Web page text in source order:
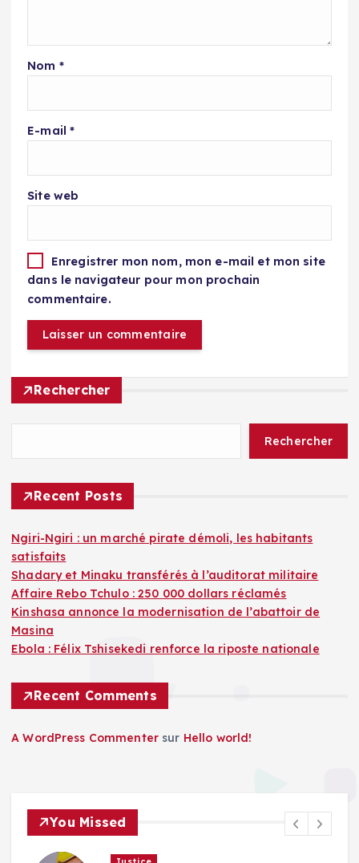
Nom *
E-mail*
Site web
Enregistrer mon nom, mon e-mail et mon site
dans le navigateur pour mon prochain
commentaire.
Rechercher
Rechercher
Recent Posts
Ngiri-Ngiri : un marché pirate démoli, les habitants
satisfaits
Shadary et Minaku transférés à l’auditorat militaire
Affaire Rebo Tchulo : 250 000 dollars réclamés
Kinshasa annonce la modernisation de l’abattoir de
Masina
Ebola : Félix Tshisekedi renforce la riposte nationale
Recent Comments
A WordPress Commenter sur Hello world!
You Missed